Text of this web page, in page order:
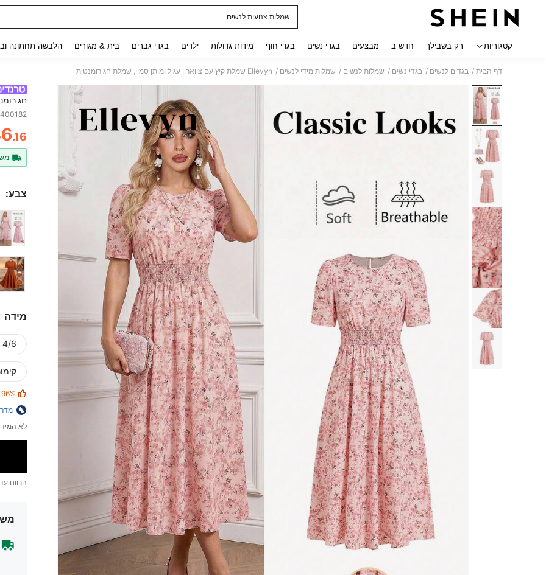
שמלות צנועות לנשים
קטגוריות רק בשבילך חדש ב מבצעים בגדי נשים בגדי חוף מידות גדולות ילדים בגדי גברים בית & מגורים הלבשה תחתונה
דף הבית / בגדים לנשים / בגדי נשים / שמלות לנשים / שמלות מידי לנשים / Ellevyn שמלת קיץ עם צווארון עגול ומותן סמוי, שמלת חג רומנטית
חג
.16
צבע:
מידה
4/6 (S)
96%
לא
הרווח